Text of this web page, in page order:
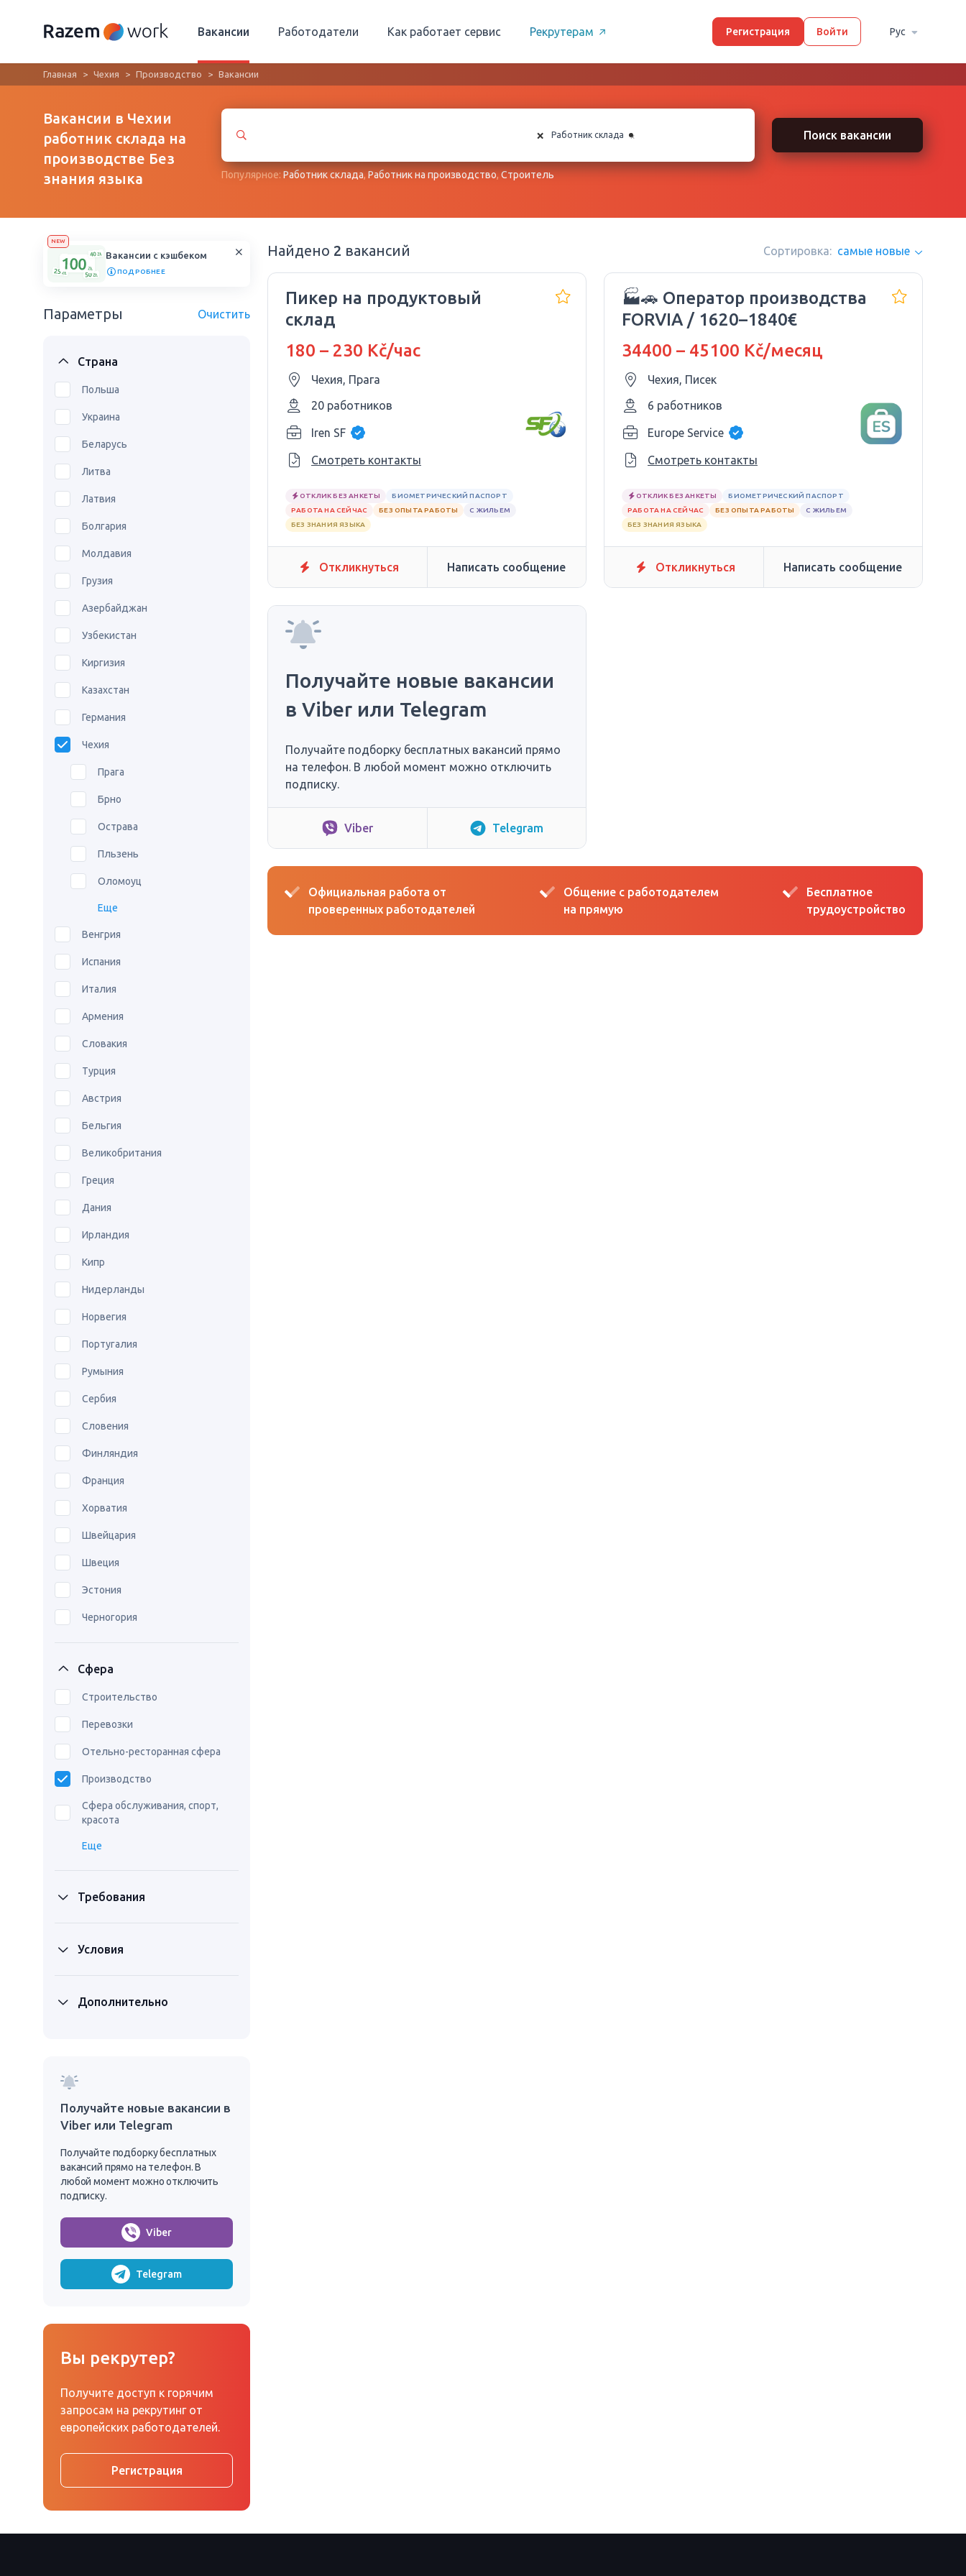
Вакансии Работодатели Как работает сервис Рекрутерам Регистрация Войти Рус
Главная Чехия Производство Вакансии
Вакансии в Чехии
работник склада на
производстве Без
знания языка
× ×
Работник склада Поиск вакансии
Популярное:Работник склада,Работник на производство,Строитель
NEW
Вакансии с кэшбеком
ПОДРОБНЕЕ
Параметры Очистить
Страна
Польша
Украина
Беларусь
Литва
Латвия
Болгария
Молдавия
Грузия
Азербайджан
Узбекистан
Киргизия
Казахстан
Германия
Чехия
Прага
Брно
Острава
Пльзень
Оломоуц
Еще
Венгрия
Испания
Италия
Армения
Словакия
Турция
Австрия
Бельгия
Великобритания
Греция
Дания
Ирландия
Кипр
Нидерланды
Норвегия
Португалия
Румыния
Сербия
Словения
Финляндия
Франция
Хорватия
Швейцария
Швеция
Эстония
Черногория
Сфера
Строительство
Перевозки
Отельно-ресторанная сфера
Производство
Сфера обслуживания, спорт,
красота
Еще
Требования
Условия
Дополнительно
Получайте новые вакансии в
Viber или Telegram
Получайте подборку бесплатных
вакансий прямо на телефон. В
любой момент можно отключить
подписку.
Viber
Telegram
Вы рекрутер?
Получите доступ к горячим
запросам на рекрутинг от
европейских работодателей.
Регистрация
Найдено 2 вакансий Сортировка: самые новые
Пикер на продуктовый
склад
180 – 230 Kč/час
Чехия, Прага
20 работников
Iren SF
Смотреть контакты
ОТКЛИК БЕЗ АНКЕТЫ
БИОМЕТРИЧЕСКИЙ ПАСПОРТ
РАБОТА НА СЕЙЧАС
БЕЗ ОПЫТА РАБОТЫ
С ЖИЛЬЕМ
БЕЗ ЗНАНИЯ ЯЗЫКА
Откликнуться Написать сообщение
🏭🚗 Оператор производства
FORVIA / 1620–1840€
34400 – 45100 Kč/месяц
Чехия, Писек
6 работников
Europe Service
Смотреть контакты
ОТКЛИК БЕЗ АНКЕТЫ
БИОМЕТРИЧЕСКИЙ ПАСПОРТ
РАБОТА НА СЕЙЧАС
БЕЗ ОПЫТА РАБОТЫ
С ЖИЛЬЕМ
БЕЗ ЗНАНИЯ ЯЗЫКА
Откликнуться Написать сообщение
Получайте новые вакансии
в Viber или Telegram
Получайте подборку бесплатных вакансий прямо
на телефон. В любой момент можно отключить
подписку.
Viber Telegram
Официальная работа от
проверенных работодателей
Общение с работодателем
на прямую
Бесплатное
трудоустройство